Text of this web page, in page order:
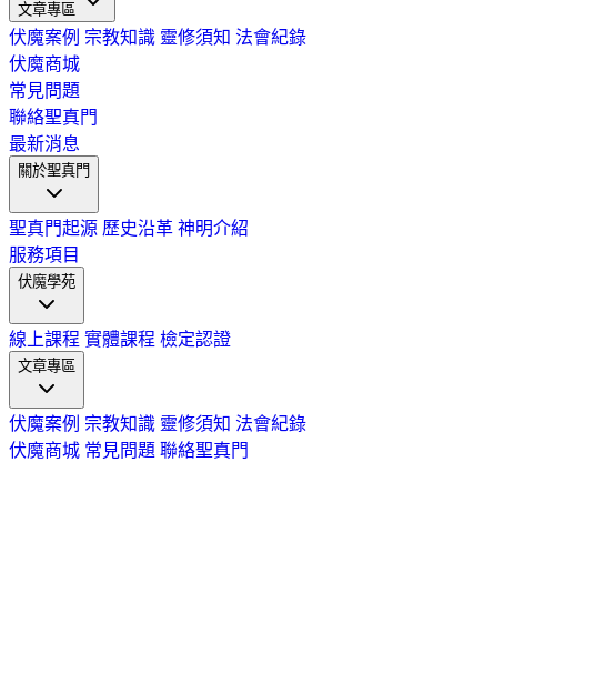
文章專區
伏魔案例 宗教知識 靈修須知 法會紀錄
伏魔商城
常見問題
聯絡聖真門
最新消息
關於聖真門
聖真門起源 歷史沿革 神明介紹
服務項目
伏魔學苑
線上課程 實體課程 檢定認證
文章專區
伏魔案例 宗教知識 靈修須知 法會紀錄
伏魔商城 常見問題 聯絡聖真門